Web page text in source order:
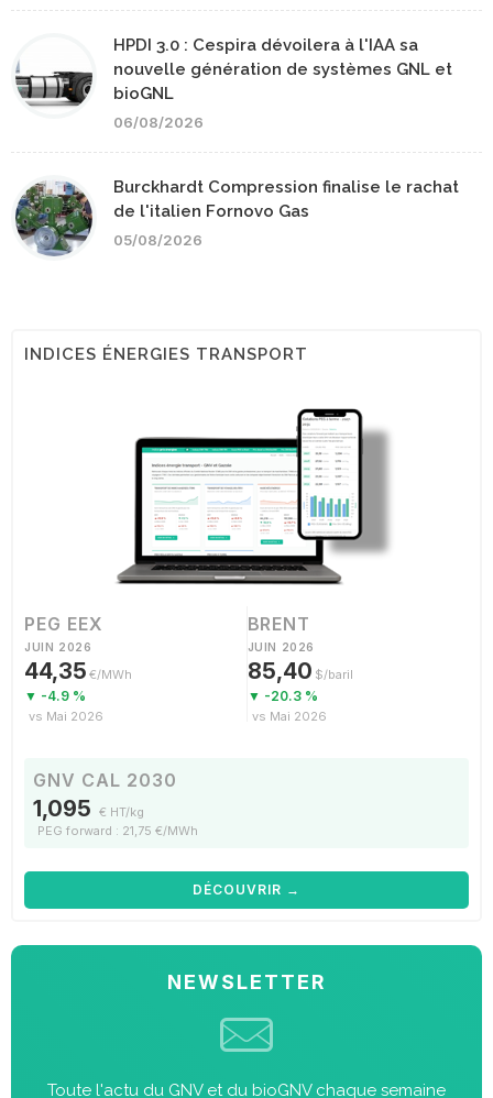
HPDI 3.0 : Cespira dévoilera à l'IAA sa
nouvelle génération de systèmes GNL et
bioGNL
06/08/2026
Burckhardt Compression finalise le rachat
de l'italien Fornovo Gas
05/08/2026
INDICES ÉNERGIES TRANSPORT
PEG EEX
JUIN 2026
44,35 €/MWh
▼ -4.9 %
vs Mai 2026
BRENT
JUIN 2026
85,40 $/baril
▼ -20.3 %
vs Mai 2026
GNV CAL 2030
1,095 € HT/kg
PEG forward : 21,75 €/MWh
DÉCOUVRIR →
NEWSLETTER
Toute l'actu du GNV et du bioGNV chaque semaine